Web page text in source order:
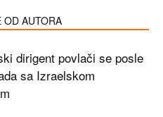
OD AUTORA
dirigent povlači se posle
sa Izraelskom